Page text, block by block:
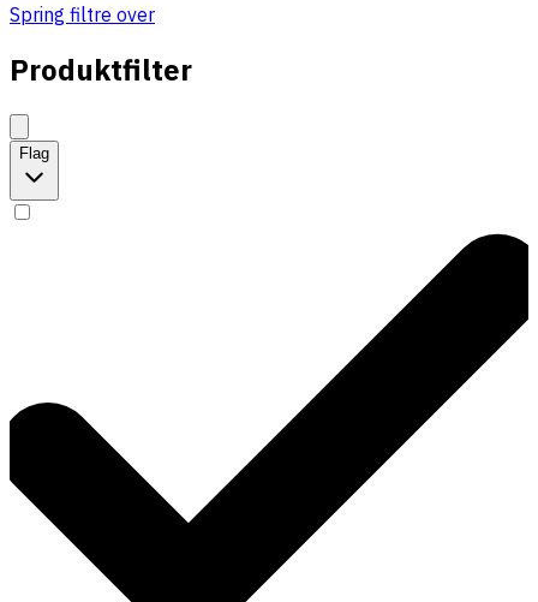
Spring filtre over
Produktfilter
Flag